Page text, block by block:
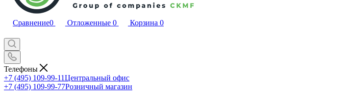
Сравнение0 Отложенные 0 Корзина 0
Телефоны
+7 (495) 109-99-11Центральный офис
+7 (495) 109-99-77Розничный магазин